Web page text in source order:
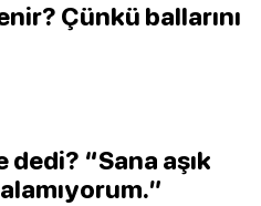
Çünkü ballarını
dedi? “Sana aşık